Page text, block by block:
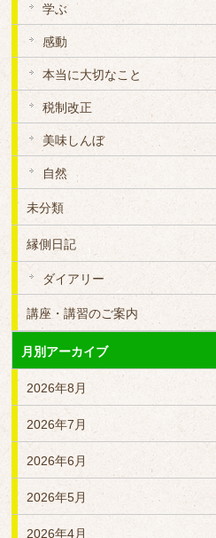
学ぶ
感動
本当に大切なこと
税制改正
美味しんぼ
自然
未分類
縁側日記
ダイアリー
講座・講習のご案内
月別アーカイブ
2026年8月
2026年7月
2026年6月
2026年5月
2026年4月